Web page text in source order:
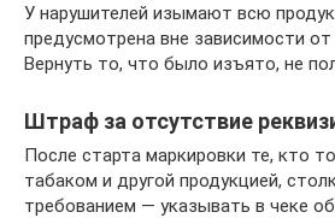
У нарушителей изымают всю
предусмотрена вне зависимости от
Вернуть то, что было изъято, не
Штраф за отсутствие
После старта маркировки те, кто
табаком и другой продукцией,
требованием — указывать в чеке